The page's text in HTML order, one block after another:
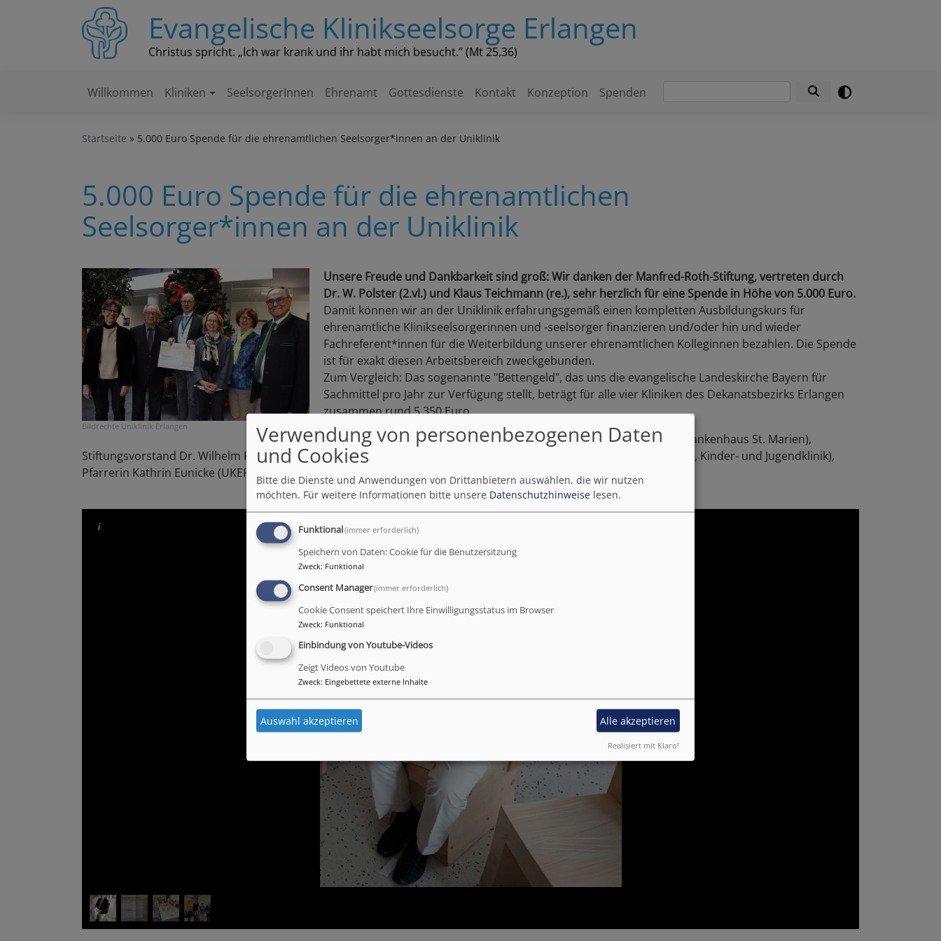
Evangelische Klinikseelsorge Erlangen
Christus spricht: „Ich war krank und ihr habt mich besucht.“ (Mt 25,36)
Hauptnavigation
Willkommen Kliniken SeelsorgerInnen Ehrenamt Gottesdienste Kontakt Konzeption Spenden
Startseite 5.000 Euro Spende für die ehrenamtlichen Seelsorger*innen an der Uniklinik
5.000 Euro Spende für die ehrenamtlichen
Seelsorger*innen an der Uniklinik
Bildrechte Uniklinik Erlangen
Unsere Freude und Dankbarkeit sind groß: Wir danken der Manfred-Roth-Stiftung, vertreten durch
Dr. W. Polster (2.vl.) und Klaus Teichmann (re.), sehr herzlich für eine Spende in Höhe von 5.000 Euro.
Damit können wir an der Uniklinik erfahrungsgemäß einen kompletten Ausbildungskurs für
ehrenamtliche Klinikseelsorgerinnen und -seelsorger finanzieren und/oder hin und wieder
Fachreferent*innen für die Weiterbildung unserer ehrenamtlichen Kolleginnen bezahlen. Die Spende
ist für exakt diesen Arbeitsbereich zweckgebunden.
Zum Vergleich: Das sogenannte "Bettengeld", das uns die evangelische Landeskirche Bayern für
Sachmittel pro Jahr zur Verfügung stellt, beträgt für alle vier Kliniken des Dekanatsbezirks Erlangen
zusammen rund 5.350 Euro.
Im Bild v.l.: Pfarrerin Verena Winkler (UKER, HNO und Malteser Waldkrankenhaus St. Marien),
Stiftungsvorstand Dr. Wilhelm Polster, Pfr. Frank Nie (UKER, Ehrenamtsarbeit), Pfarrerin Kathrin Kaffenberger (UKER, Kinder- und Jugendklinik),
Pfarrerin Kathrin Eunicke (UKER, Kopfklinik) und Stiftungsrat Klaus Teichmann.
Verwendung von personenbezogenen Daten
und Cookies
Bitte die Dienste und Anwendungen von Drittanbietern auswählen, die wir nutzen
möchten. Für weitere Informationen bitte unsere Datenschutzhinweise lesen.
Funktional(immer erforderlich)
Speichern von Daten: Cookie für die Benutzersitzung
Zweck: Funktional
Consent Manager(immer erforderlich)
Cookie Consent speichert Ihre Einwilligungsstatus im Browser
Zweck: Funktional
Einbindung von Youtube-Videos
Zeigt Videos von Youtube
Zweck: Eingebettete externe Inhalte
Auswahl akzeptieren Alle akzeptieren
Realisiert mit Klaro!